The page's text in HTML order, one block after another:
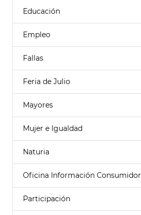
Educación
Empleo
Fallas
Feria de Julio
Mayores
Mujer e Igualdad
Naturia
Oficina Información Consumidor
Participación